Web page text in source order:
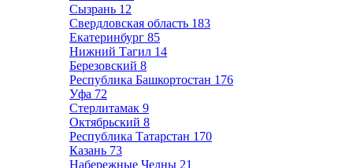
Сызрань 12
Свердловская область 183
Екатеринбург 85
Нижний Тагил 14
Березовский 8
Республика Башкортостан 176
Уфа 72
Стерлитамак 9
Октябрьский 8
Республика Татарстан 170
Казань 73
Набережные Челны 21